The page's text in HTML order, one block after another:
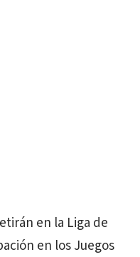
en la Liga de
en los Juegos